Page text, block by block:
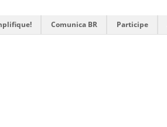
Comunica BR Participe